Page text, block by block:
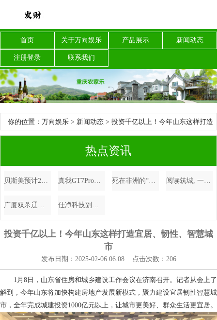
首页 关于万向娱乐 产品展示 新闻动态
注册登录 联系我们
你的位置： 万向娱乐 > 新闻动态 > 投资千亿以上！今年山东这样打造
热点资讯
贝斯美预计2025年为子公司提供不超过10.27亿担保 真我GT7Pro入网：骁龙8Gen4+120W快充，最快10月底发布 死在非洲的“常州提督”，曾火烧圆明园，戈登之死为啥震动英国？_苏丹_战争_洋枪队 阅读筑城, 一个开放社会的全民阅读风景
广厦双杀辽宁, 内线不支, 后卫线缺条腿, 杨鸣创下三项队史记录 仕净科技副总经理陆寿江：碳捕集技术助力实现“变废为宝”，助力低碳建材生产
投资千亿以上！今年山东这样打造宜居、韧性、智慧城
市
发布日期：2025-02-06 06:08 点击次数：206
1月8日，山东省住房和城乡建设工作会议在济南召开。记者从会上了
解到，今年山东将加快构建房地产发展新模式，聚力建设宜居韧性智慧城
市，全年完成城建投资1000亿元以上，让城市更美好、群众生活更宜居。